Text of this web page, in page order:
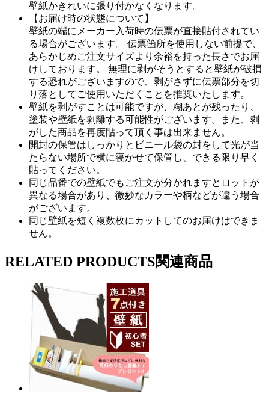
壁紙かきれいに張り付かなくなります。
【お届け時の状態について】
壁紙の端にメーカー入荷時の伝票が直接貼付されてい
る場合がございます。 伝票箇所を使用しない前提で、
あらかじめご注文サイズより余裕を持った長さでお届
けしております。 無理に剥がそうとすると壁紙が破損
する恐れがございますので、剥がさずに伝票部分を切
り落としてご使用いただくことを推奨いたします。
壁紙を剥がすことは可能ですが、糊あとが残ったり、
塗装や壁紙を剥離する可能性がございます。また、剥
がした商品を再度貼って頂く事は出来ません。
開封の保管はしっかりとビニール袋の封をして光が当
たらない場所で横に寝かせて保管し、できる限り早く
貼ってください。
同じ品番での壁紙でもご注文が分かれますとロットが
異なる場合があり、微妙なカラーや柄などが違う場合
がございます。
同じ壁紙を短く複数枚にカットしてのお届けはできま
せん。
RELATED PRODUCTS関連商品